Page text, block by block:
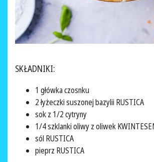
SKŁADNIKI:
1 główka czosnku
2 łyżeczki suszonej bazylii RUSTICA
sok z 1/2 cytryny
1/4 szklanki oliwy z oliwek
sól RUSTICA
pieprz RUSTICA